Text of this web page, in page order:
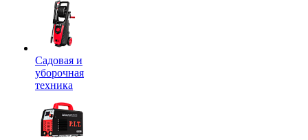
Садовая и
уборочная
техника